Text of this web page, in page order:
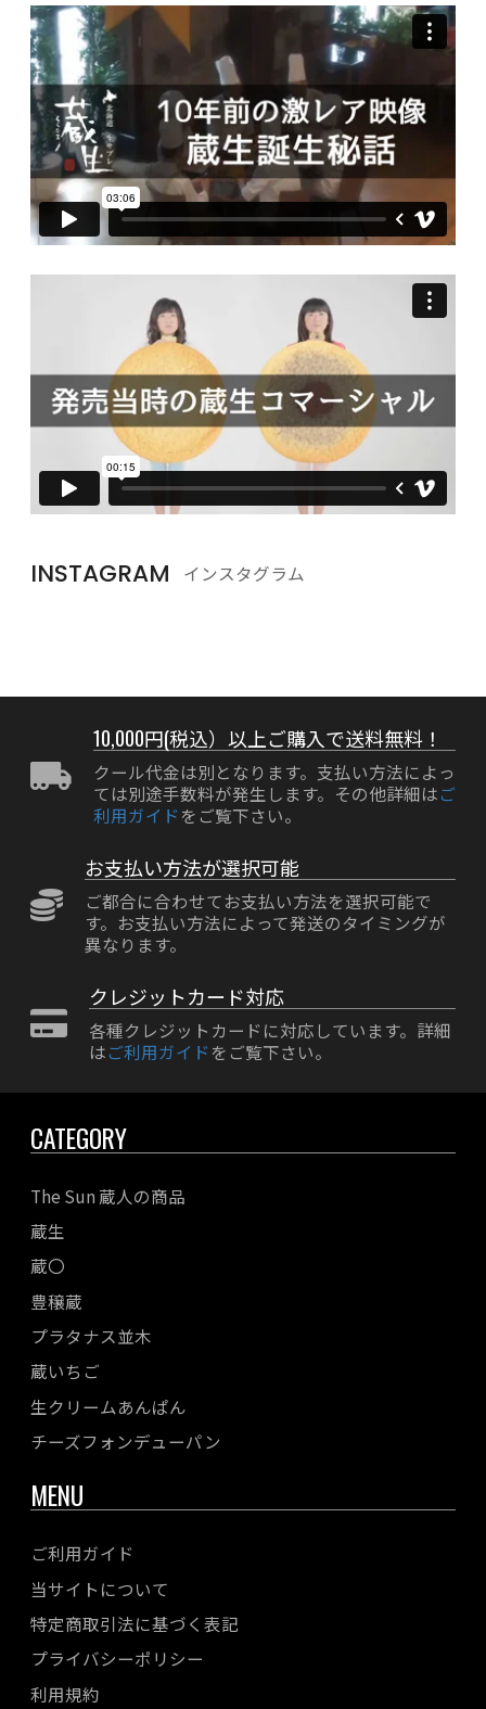
INSTAGRAM インスタグラム
10,000円(税込）以上ご購入で送料無料！
クール代金は別となります。支払い方法によっ
ては別途手数料が発生します。その他詳細はご
利用ガイド をご覧下さい。
お支払い方法が選択可能
ご都合に合わせてお支払い方法を選択可能で
す。お支払い方法によって発送のタイミングが
異なります。
クレジットカード対応
各種クレジットカードに対応しています。詳細
はご利用ガイド をご覧下さい。
CATEGORY
The Sun 蔵人の商品
蔵生
蔵〇
豊穣蔵
プラタナス並木
蔵いちご
生クリームあんぱん
チーズフォンデューパン
MENU
ご利用ガイド
当サイトについて
特定商取引法に基づく表記
プライバシーポリシー
利用規約